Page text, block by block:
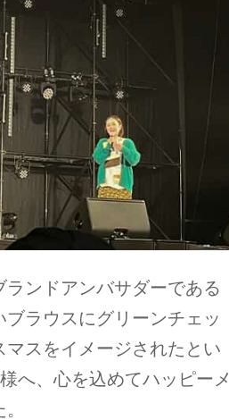
ンドアンバサダーである
ラウスにグリーンチェッ
スをイメージされたとい
へ、心を込めてハッピーメ